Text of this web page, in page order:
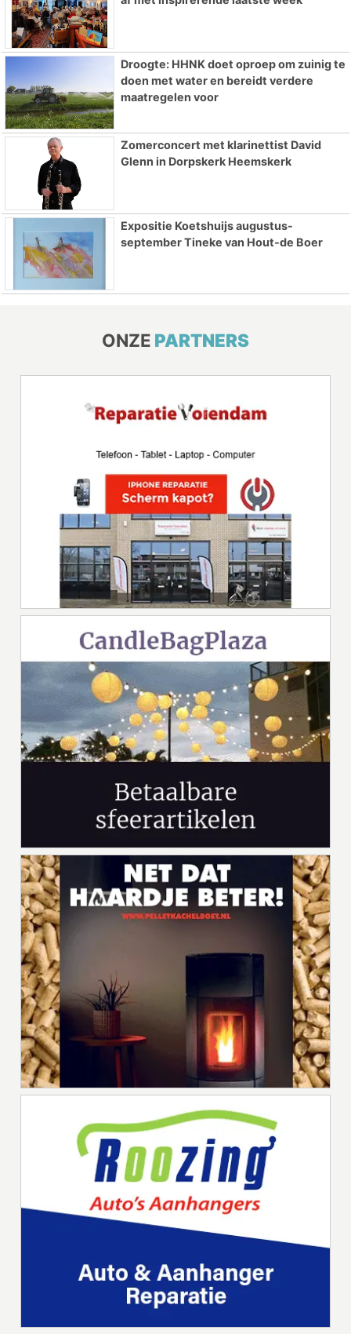
Droogte: HHNK doet oproep om zuinig te
doen met water en bereidt verdere
maatregelen voor
Zomerconcert met klarinettist David
Glenn in Dorpskerk Heemskerk
Expositie Koetshuijs augustus-
september Tineke van Hout-de Boer
ONZE PARTNERS